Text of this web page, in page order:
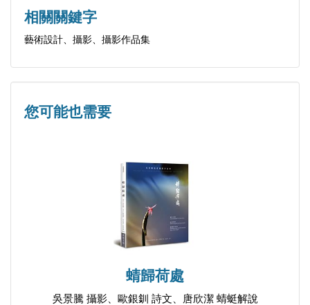
18 都市一景
19 寂寞城市
20 小鎮風光
21 紅屋
22 操場景色
相關關鍵字
藝術設計、攝影、攝影作品集
您可能也需要
蜻歸荷處
吳景騰 攝影、歐銀釧 詩文、唐欣潔 蜻蜓解說